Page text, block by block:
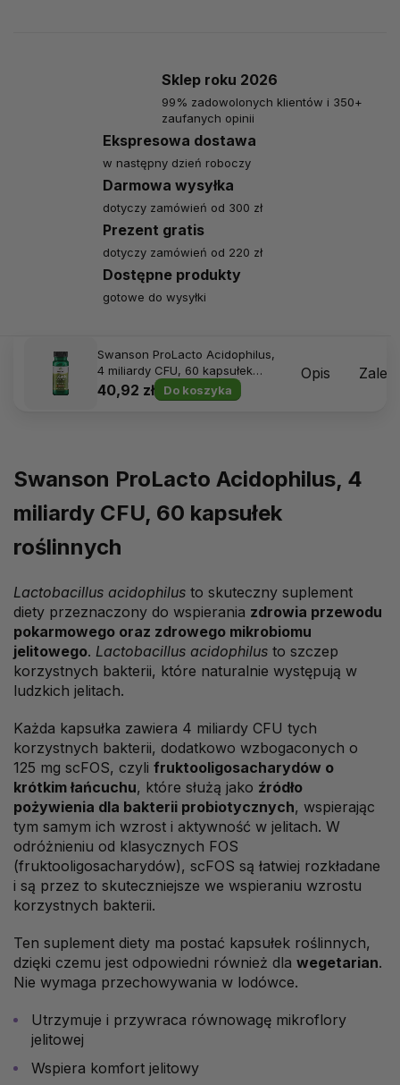
Ekspresowa dostawa
w następny dzień roboczy
Darmowa wysyłka
dotyczy zamówień od 300 zł
Prezent gratis
dotyczy zamówień od 220 zł
Dostępne produkty
gotowe do wysyłki
Sklep roku 2026
99% zadowolonych klientów i 350+
zaufanych opinii
Swanson ProLacto Acidophilus,
4 miliardy CFU, 60 kapsułek
roślinnych
40,92 zł Do koszyka
Opis
Swanson ProLacto Acidophilus, 4
miliardy CFU, 60 kapsułek
roślinnych
Lactobacillus acidophilus to skuteczny suplement
diety przeznaczony do wspierania zdrowia przewodu
pokarmowego oraz zdrowego mikrobiomu
jelitowego. Lactobacillus acidophilus to szczep
korzystnych bakterii, które naturalnie występują w
ludzkich jelitach.
Każda kapsułka zawiera 4 miliardy CFU tych
korzystnych bakterii, dodatkowo wzbogaconych o
125 mg scFOS, czyli fruktooligosacharydów o
krótkim łańcuchu, które służą jako źródło
pożywienia dla bakterii probiotycznych, wspierając
tym samym ich wzrost i aktywność w jelitach. W
odróżnieniu od klasycznych FOS
(fruktooligosacharydów), scFOS są łatwiej rozkładane
i są przez to skuteczniejsze we wspieraniu wzrostu
korzystnych bakterii.
Ten suplement diety ma postać kapsułek roślinnych,
dzięki czemu jest odpowiedni również dla wegetarian.
Nie wymaga przechowywania w lodówce.
Utrzymuje i przywraca równowagę mikroflory
jelitowej
Wspiera komfort jelitowy